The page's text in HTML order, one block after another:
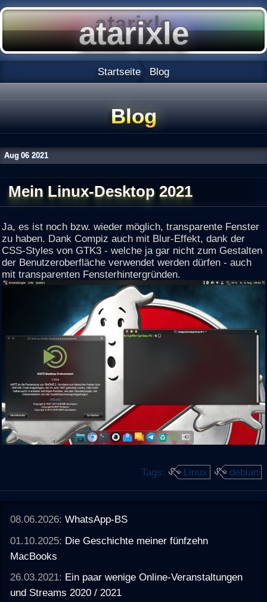
Startseite Blog
Blog
Aug 06 2021
Mein Linux-Desktop 2021
Ja, es ist noch bzw. wieder möglich, transparente Fenster
zu haben. Dank Compiz auch mit Blur-Effekt, dank der
CSS-Styles von GTK3 - welche ja gar nicht zum Gestalten
der Benutzeroberfläche verwendet werden dürfen - auch
mit transparenten Fensterhintergründen.
Tags: Linux debian
08.06.2026:WhatsApp-BS
01.10.2025: Die Geschichte meiner fünfzehn
MacBooks
26.03.2021: Ein paar wenige Online-Veranstaltungen
und Streams 2020 / 2021